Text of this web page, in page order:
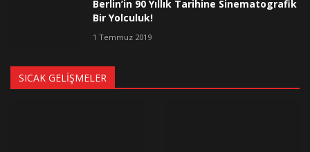
Berlin’in 90 Yıllık Tarihine Sinematografik
Bir Yolculuk!
1 Temmuz 2019
SICAK GELIŞMELER